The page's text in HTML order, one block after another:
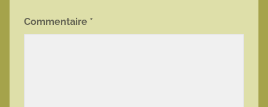
Commentaire *